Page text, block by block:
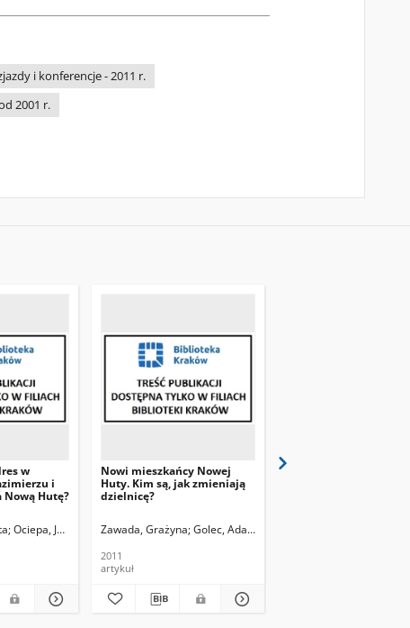
i konferencje - 2011 r.
2001 r.
w
i
Nową Hutę?
Ociepa, Jakub. Fot.
Nowi mieszkańcy Nowej
Huty. Kim są, jak zmieniają
dzielnicę?
Zawada, Grażyna Golec, Adam. Fot.
2011
artykuł